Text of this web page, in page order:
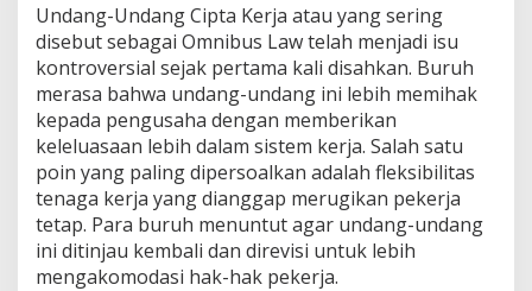
Undang-Undang Cipta Kerja atau yang sering
disebut sebagai Omnibus Law telah menjadi isu
kontroversial sejak pertama kali disahkan. Buruh
merasa bahwa undang-undang ini lebih memihak
kepada pengusaha dengan memberikan
keleluasaan lebih dalam sistem kerja. Salah satu
poin yang paling dipersoalkan adalah fleksibilitas
tenaga kerja yang dianggap merugikan pekerja
tetap. Para buruh menuntut agar undang-undang
ini ditinjau kembali dan direvisi untuk lebih
mengakomodasi hak-hak pekerja.